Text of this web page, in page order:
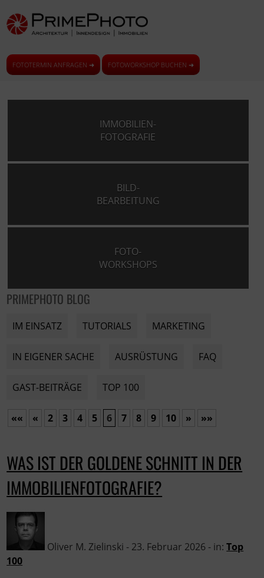
FOTOTERMIN ANFRAGEN ➜ FOTOWORKSHOP BUCHEN ➜
IMMOBILIEN-
FOTOGRAFIE
BILD-
BEARBEITUNG
FOTO-
WORKSHOPS
PRIMEPHOTO BLOG
IM EINSATZ TUTORIALS MARKETING
IN EIGENER SACHE AUSRÜSTUNG FAQ
GAST-BEITRÄGE TOP 100
«« « 2 3 4 5 6 7 8 9 10 » »»
WAS IST DER GOLDENE SCHNITT IN DER
IMMOBILIENFOTOGRAFIE?
Oliver M. Zielinski - 23. Februar 2026 - in:Top
100